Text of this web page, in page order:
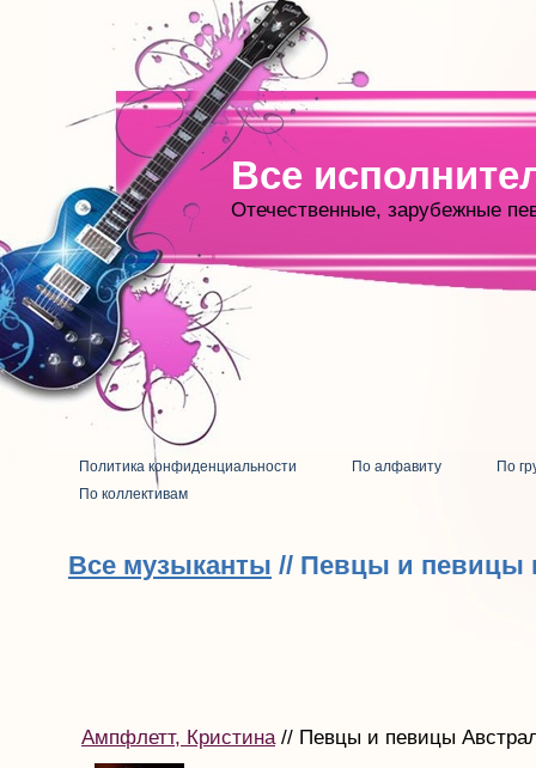
Все
Отечественные, зарубежные
Политика конфиденциальности По алфавиту
По
По коллективам
Все музыканты // Певцы и певицы
Ампфлетт, Кристина// Певцы и певицы